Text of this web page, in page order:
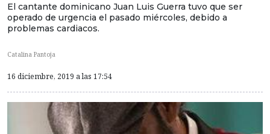
El cantante dominicano Juan Luis Guerra tuvo que ser
operado de urgencia el pasado miércoles, debido a
problemas cardiacos.
Catalina Pantoja
16 diciembre, 2019 a las 17:54